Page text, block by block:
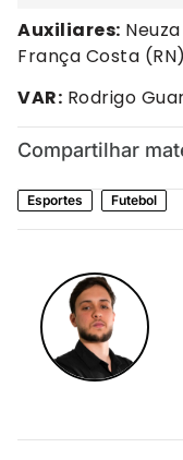
Auxiliares:
França Costa (RN)
VAR: Rodrigo
Compartilhar
Esportes Futebol